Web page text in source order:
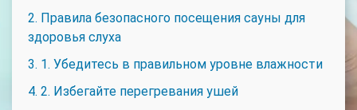
2. Правила безопасного посещения сауны для
здоровья слуха
3. 1. Убедитесь в правильном уровне влажности
4. 2. Избегайте перегревания ушей